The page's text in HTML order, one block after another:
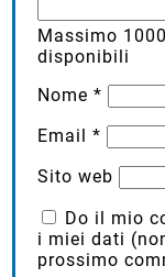
Massimo 1000
disponibili
Nome*
Email*
Sito web
Do il mio
i miei dati
prossimo